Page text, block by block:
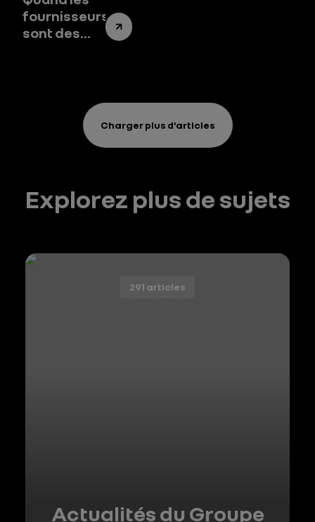
fournisseurs
sont des
décarbonationCharger plus d'articles
Explorez plus de sujets
Actualités du Groupe
291 articles